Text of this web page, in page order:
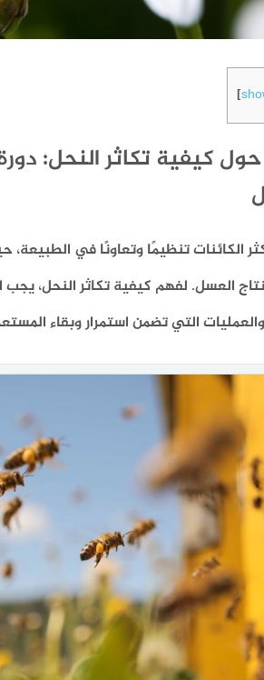
]
كيفية تكاثر النحل:
الكائنات تنظيمًا وتعاونًا في
العسل. لفهم كيفية تكاثر النحل،
التي تضمن استمرار وبقاء